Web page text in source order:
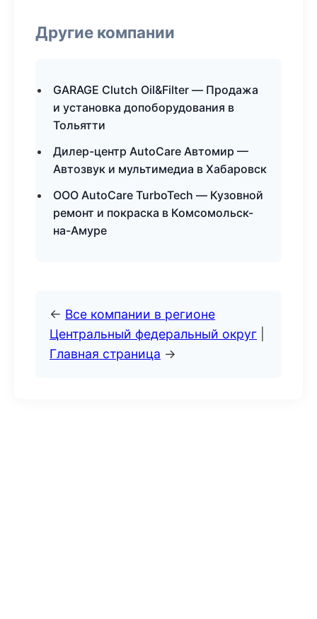
Другие компании
GARAGE Clutch Oil&Filter — Продажа
и установка допоборудования в
Тольятти
Дилер-центр AutoCare Автомир —
Автозвук и мультимедиа в Хабаровск
ООО AutoCare TurboTech — Кузовной
ремонт и покраска в Комсомольск-
на-Амуре
← Все компании в регионе
Центральный федеральный округ
Главная страница →